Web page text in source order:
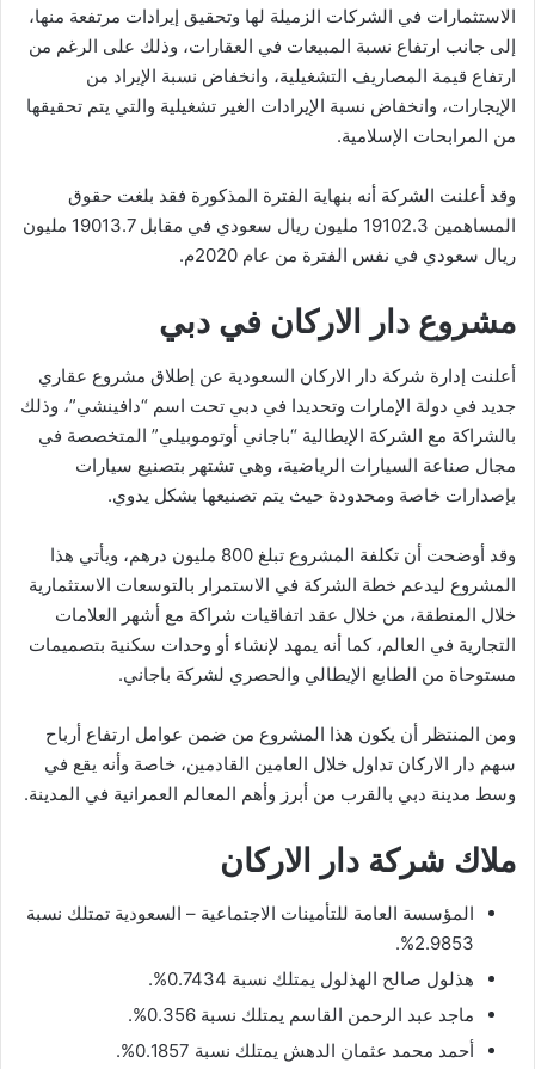
الاستثمارات في الشركات الزميلة لها وتحقيق إيرادات مرتفعة منها،
إلى جانب ارتفاع نسبة المبيعات في العقارات، وذلك على الرغم من
ارتفاع قيمة المصاريف التشغيلية، وانخفاض نسبة الإيراد من
الإيجارات، وانخفاض نسبة الإيرادات الغير تشغيلية والتي يتم تحقيقها
من المرابحات الإسلامية.
وقد أعلنت الشركة أنه بنهاية الفترة المذكورة فقد بلغت حقوق
المساهمين 19102.3 مليون ريال سعودي في مقابل 19013.7 مليون
ريال سعودي في نفس الفترة من عام 2020م.
مشروع دار الاركان في دبي
أعلنت إدارة شركة دار الاركان السعودية عن إطلاق مشروع عقاري
جديد في دولة الإمارات وتحديدا في دبي تحت اسم “دافينشي”، وذلك
بالشراكة مع الشركة الإيطالية “باجاني أوتوموبيلي” المتخصصة في
مجال صناعة السيارات الرياضية، وهي تشتهر بتصنيع سيارات
بإصدارات خاصة ومحدودة حيث يتم تصنيعها بشكل يدوي.
وقد أوضحت أن تكلفة المشروع تبلغ 800 مليون درهم، ويأتي هذا
المشروع ليدعم خطة الشركة في الاستمرار بالتوسعات الاستثمارية
خلال المنطقة، من خلال عقد اتفاقيات شراكة مع أشهر العلامات
التجارية في العالم، كما أنه يمهد لإنشاء أو وحدات سكنية بتصميمات
مستوحاة من الطابع الإيطالي والحصري لشركة باجاني.
ومن المنتظر أن يكون هذا المشروع من ضمن عوامل ارتفاع أرباح
سهم دار الاركان تداول خلال العامين القادمين، خاصة وأنه يقع في
وسط مدينة دبي بالقرب من أبرز وأهم المعالم العمرانية في المدينة.
ملاك شركة دار الاركان
المؤسسة العامة للتأمينات الاجتماعية – السعودية تمتلك نسبة
2.9853%.
هذلول صالح الهذلول يمتلك نسبة 0.7434%.
ماجد عبد الرحمن القاسم يمتلك نسبة 0.356%.
أحمد محمد عثمان الدهش يمتلك نسبة 0.1857%.